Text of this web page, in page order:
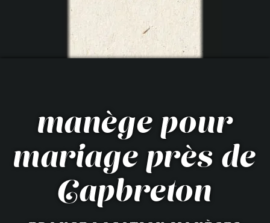
manège pour
mariage près de
Capbreton